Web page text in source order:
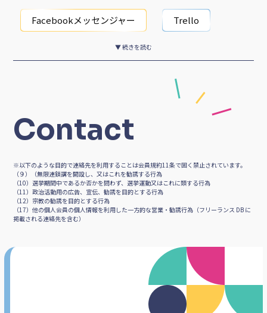
マーケットリサーチ
Facebookメッセンジャー Trello
Twitter
Facebook Facebookページマネージャー
Instagram Pinterest Youtube
Wordpress Evernote Perl
▼ 続きを読む
Contact
※以下のような目的で連絡先を利用することは会員規約11条で固く禁止されています。
（９）（無限連鎖講を開設し、又はこれを勧誘する行為
（10）選挙期間中であるか否かを問わず、選挙運動又はこれに類する行為
（11）政治活動用の広告、宣伝、勧誘を目的とする行為
（12）宗教の勧誘を目的とする行為
（17）他の個人会員の個人情報を利用した一方的な営業・勧誘行為（フリーランス DB に
掲載される連絡先を含む）